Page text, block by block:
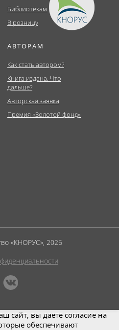
Библиотекам
В розницу
АВТОРАМ
Как стать автором?
Книга издана. Что
дальше?
Авторская заявка
Премия «Золотой фонд»
«КНОРУС», 2026
сайт, вы даете согласие на
обеспечивают